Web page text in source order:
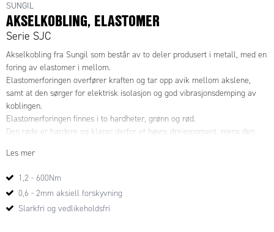
SUNGIL
AKSELKOBLING, ELASTOMER
Serie SJC
Akselkobling fra Sungil som består av to deler produsert i metall, med en
foring av elastomer i mellom.
Elastomerforingen overfører kraften og tar opp avik mellom akslene,
samt at den sørger for elektrisk isolasjon og god vibrasjonsdemping av
koblingen.
Elastomerforingen finnes i to hardheter, grønn og rød.
Den røde er hardere og klarer derfor et høyre dreiemoment, mens den
Takket være de tre delene som koblingen består av så kan koblingen
For eksempel behøver man ikke demontere hele koblingen om man må
bytte motor eller de drevne delene.
Koblingen er glappfri.
Les mer
1,2 - 600Nm
0,6 - 2mm aksiell forskyvning
Slarkfri og vedlikeholdsfri